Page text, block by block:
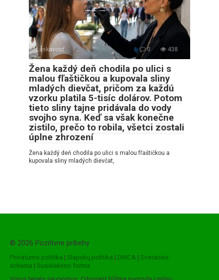
Láskavosť 0 438
Žena každý deň chodila po ulici s
malou fľaštičkou a kupovala sliny
mladých dievčat, pričom za každú
vzorku platila 5-tisíc dolárov. Potom
tieto sliny tajne pridávala do vody
svojho syna. Keď sa však konečne
zistilo, prečo to robila, všetci zostali
úplne zhrození
Žena každý deň chodila po ulici s malou fľaštičkou a
kupovala sliny mladých dievčat,
© 2026 Pozitívne príbehy
Privatumo politika | Slapukų politika | DMCA | Svetainės
schema | Susisiekimo forma
Visos teisės saugomos. Cituojant būtina nuoroda į mūsų